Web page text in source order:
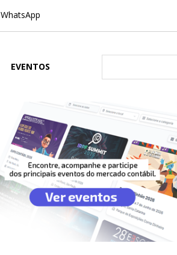
WhatsApp
EVENTOS